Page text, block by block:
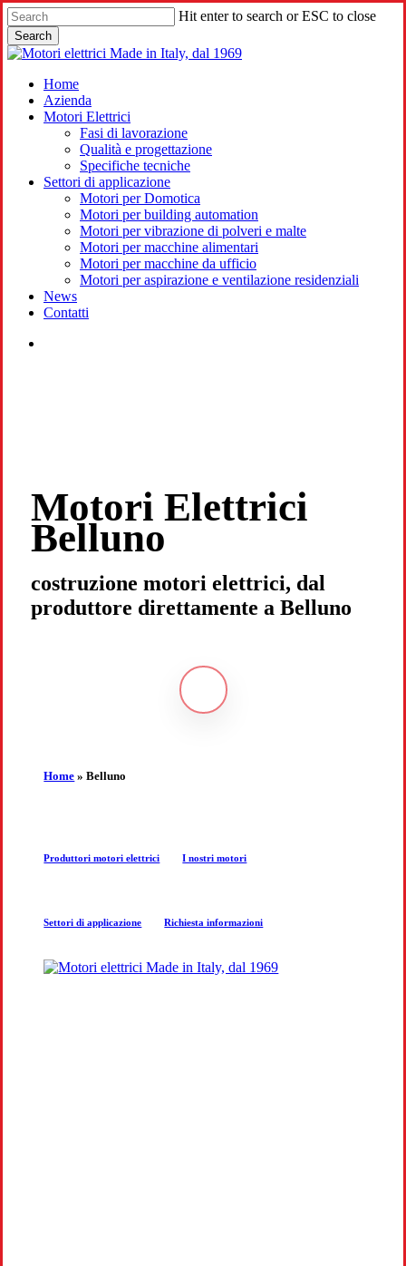
Skip
to
main
content
Hit enter to search or ESC to close
Search
Close
search
Menu
Home
Azienda
Motori Elettrici
Fasi di lavorazione
Qualità e progettazione
Specifiche tecniche
Settori di applicazione
Motori per Domotica
Motori per building automation
Motori per vibrazione di polveri e malte
Motori per macchine alimentari
Motori per macchine da ufficio
Motori per aspirazione e ventilazione residenziali
News
Contatti
Motori Elettrici
Belluno
costruzione motori elettrici, dal
produttore direttamente a Belluno
Navigate
section
Home »Belluno
Produttori motori elettrici I nostri motori
Settori di applicazione Richiesta informazioni